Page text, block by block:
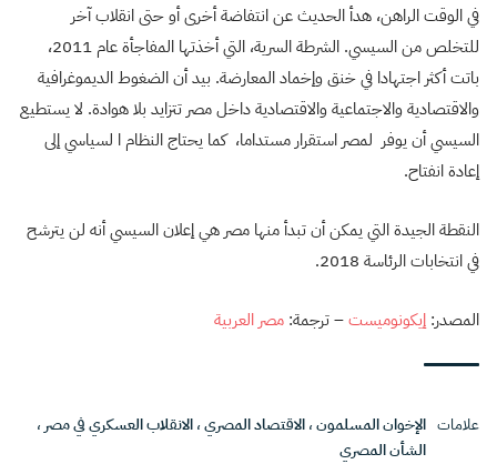
في الوقت الراهن، هدأ الحديث عن انتفاضة أخرى أو حتى انقلاب آخر
للتخلص من السيسي. الشرطة السرية، التي أخذتها المفاجأة عام 2011،
باتت أكثر اجتهادا في خنق وإخماد المعارضة. بيد أن الضغوط الديموغرافية
والاقتصادية والاجتماعية والاقتصادية داخل مصر تتزايد بلا هوادة. لا يستطيع
السيسي أن يوفر لمصر استقرار مستداما، كما يحتاج النظام ا لسياسي إلى
إعادة انفتاح.
النقطة الجيدة التي يمكن أن تبدأ منها مصر هي إعلان السيسي أنه لن يترشح
في انتخابات الرئاسة 2018.
المصدر: إيكونوميست– ترجمة: مصر العربية
علامات الإخوان المسلمون،الاقتصاد المصري،الانقلاب العسكري في مصر ،
الشأن المصري